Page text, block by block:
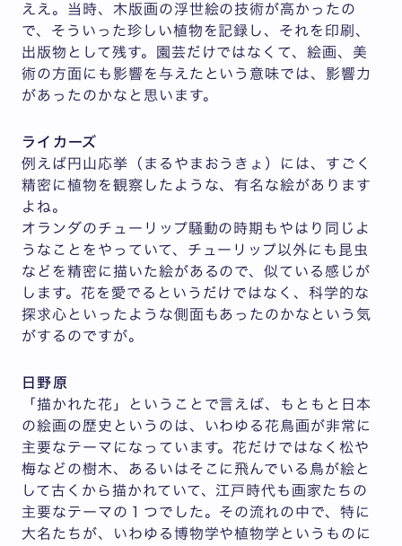
ええ。当時、木版画の浮世絵の技術が高かったの
で、そういった珍しい植物を記録し、それを印刷、
出版物として残す。園芸だけではなくて、絵画、美
術の方面にも影響を与えたという意味では、影響力
があったのかなと思います。
ライカーズ
例えば円山応挙（まるやまおうきょ）には、すごく
精密に植物を観察したような、有名な絵があります
よね。
オランダのチューリップ騒動の時期もやはり同じよ
うなことをやっていて、チューリップ以外にも昆虫
などを精密に描いた絵があるので、似ている感じが
します。花を愛でるというだけではなく、科学的な
探求心といったような側面もあったのかなという気
がするのですが。
日野原
「描かれた花」ということで言えば、もともと日本
の絵画の歴史というのは、いわゆる花鳥画が非常に
主要なテーマになっています。花だけではなく松や
梅などの樹木、あるいはそこに飛んでいる鳥が絵と
して古くから描かれていて、江戸時代も画家たちの
主要なテーマの１つでした。その流れの中で、特に
大名たちが、いわゆる博物学や植物学というものに